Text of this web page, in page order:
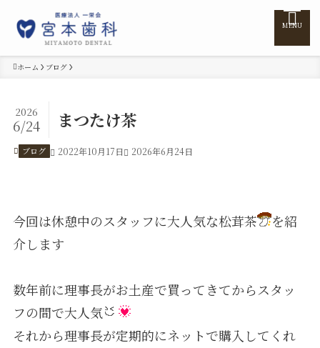
診療案内
料金表
MENU
ホーム ブログ
まつたけ茶
2026
6/24
ブログ 2022年10月17日 2026年6月24日
今回は休憩中のスタッフに大人気な松茸茶
を紹
介します
数年前に理事長がお土産で買ってきてからスタッ
フの間で大人気
それから理事長が定期的にネットで購入してくれ